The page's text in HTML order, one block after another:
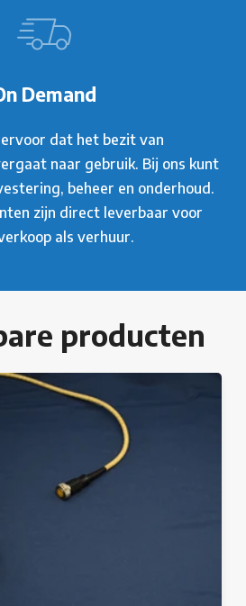
Demand
dat het bezit van
naar gebruik. Bij ons kunt
beheer en onderhoud.
zijn direct leverbaar voor
als verhuur.
producten